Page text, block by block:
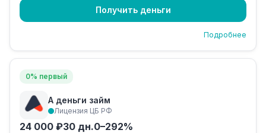
Получить деньги
Подробнее
0% первый
А деньги займ
Лицензия ЦБ РФ
24 000 ₽30 дн.0–292%